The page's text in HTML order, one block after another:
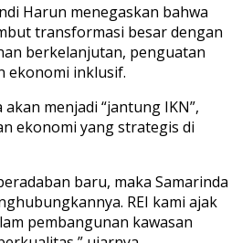
Harun menegaskan bahwa
transformasi besar dengan
berkelanjutan, penguatan
ekonomi inklusif.
menjadi “jantung IKN”,
ekonomi yang strategis di
baru, maka Samarinda
REI kami ajak
pembangunan kawasan